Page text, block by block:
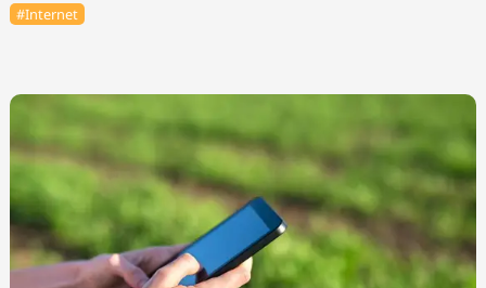
#Internet